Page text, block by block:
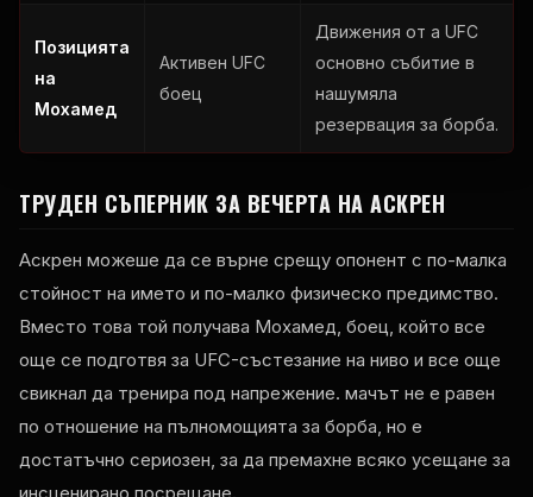
Позицията
на
Мохамед
Активен UFC
боец
Движения от a UFC
основно събитие в
нашумяла
резервация за борба.
ТРУДЕН СЪПЕРНИК ЗА ВЕЧЕРТА НА АСКРЕН
Аскрен можеше да се върне срещу опонент с по-малка
стойност на името и по-малко физическо предимство.
Вместо това той получава Мохамед, боец, който все
още се подготвя за UFC-състезание на ниво и все още
свикнал да тренира под напрежение. мачът не е равен
по отношение на пълномощията за борба, но е
достатъчно сериозен, за да премахне всяко усещане за